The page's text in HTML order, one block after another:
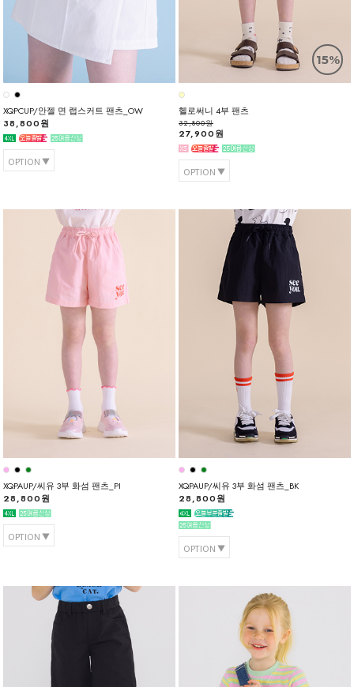
XQPCUP/안젤 면 랩스커트 팬츠_OW
38,800원
OPTION
15%
헬로써니 4부 팬츠
32,800원
27,900원
OPTION
XQPAUP/씨유 3부 화섬 팬츠_PI
28,800원
OPTION
XQPAUP/씨유 3부 화섬 팬츠_BK
28,800원
OPTION